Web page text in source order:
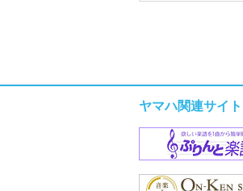
ヤマハ関連サイト